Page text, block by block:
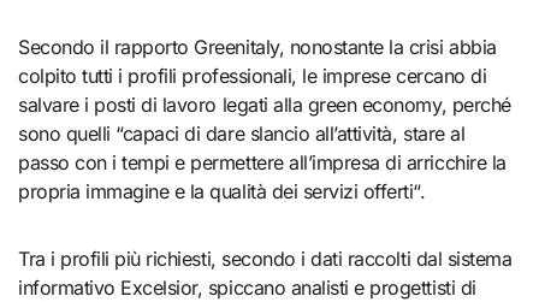
Secondo il rapporto Greenitaly, nonostante la crisi abbia
colpito tutti i profili professionali, le imprese cercano di
salvare i posti di lavoro legati alla green economy, perché
sono quelli “capaci di dare slancio all’attività, stare al
passo con i tempi e permettere all’impresa di arricchire la
propria immagine e la qualità dei servizi offerti“.
Tra i profili più richiesti, secondo i dati raccolti dal sistema
informativo Excelsior, spiccano analisti e progettisti di